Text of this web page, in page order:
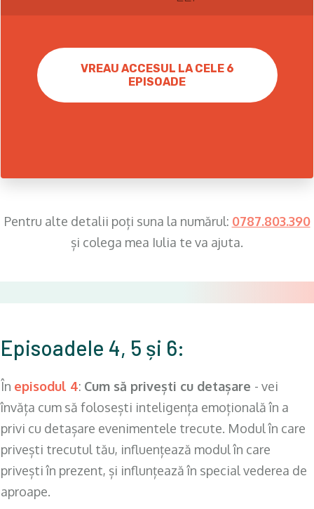
VREAU ACCESUL LA CELE 6
EPISOADE
Pentru alte detalii poți suna la numărul: 0787 .803.39 0
și colega mea Iulia te va ajuta.
Episoadele 4, 5 și 6:
În episodul 4: Cum să privești cu detașare - vei
învăța cum să folosești inteligența emoțională în a
privi cu detașare evenimentele trecute. Modul în care
privești trecutul tău, influențează modul în care
privești în prezent, și influnțează în special vederea de
aproape.